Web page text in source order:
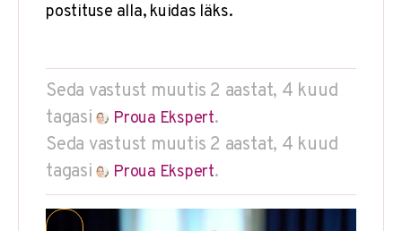
postituse alla, kuidas läks.
Seda vastust muutis 2 aastat, 4 kuud
tagasi
Proua Ekspert.
Seda vastust muutis 2 aastat, 4 kuud
tagasi
Proua Ekspert.